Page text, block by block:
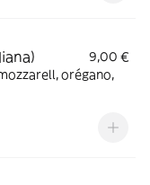
9,00 €
orégano,